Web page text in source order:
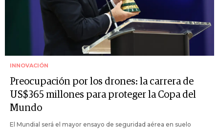
INNOVACIÓN
Preocupación por los drones: la carrera de
US$365 millones para proteger la Copa del
Mundo
El Mundial será el mayor ensayo de seguridad aérea en suelo